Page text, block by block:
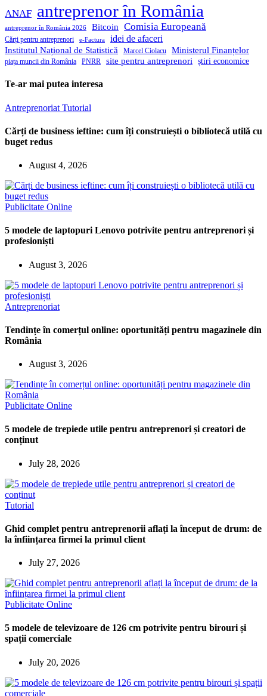
ANAF antreprenor în România
antreprenor în România 2026 Bitcoin Comisia Europeană
Cărți pentru antreprenori e-Factura idei de afaceri
Institutul Național de Statistică Marcel Ciolacu Ministerul Finanțelor
piața muncii din România PNRR site pentru antreprenori știri economice
Te-ar mai putea interesa
Antreprenoriat Tutorial
Cărți de business ieftine: cum îți construiești o bibliotecă utilă cu
buget redus
August 4, 2026
Publicitate Online
5 modele de laptopuri Lenovo potrivite pentru antreprenori și
profesioniști
August 3, 2026
Antreprenoriat
Tendințe în comerțul online: oportunități pentru magazinele din
România
August 3, 2026
Publicitate Online
5 modele de trepiede utile pentru antreprenori și creatori de
conținut
July 28, 2026
Tutorial
Ghid complet pentru antreprenorii aflați la început de drum: de
la înființarea firmei la primul client
July 27, 2026
Publicitate Online
5 modele de televizoare de 126 cm potrivite pentru birouri și
spații comerciale
July 20, 2026